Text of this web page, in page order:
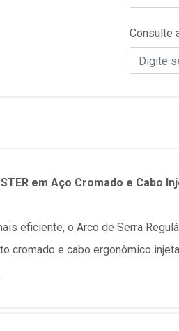
Consulte
em Aço Cromado e Cabo
eficiente, o Arco de Serra
cromado e cabo ergonômico